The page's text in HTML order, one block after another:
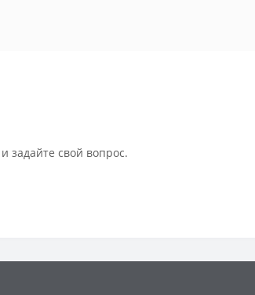
задайте свой вопрос.